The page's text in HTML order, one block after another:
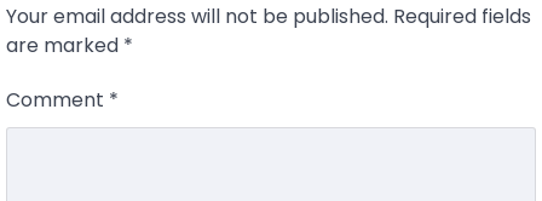
Your email address will not be published. Required fields
are marked *
Comment *